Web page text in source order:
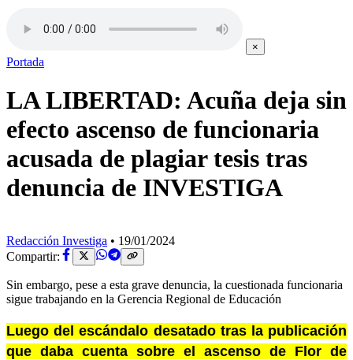
×
Portada
LA LIBERTAD: Acuña deja sin
efecto ascenso de funcionaria
acusada de plagiar tesis tras
denuncia de INVESTIGA
Redacción Investiga • 19/01/2024
Compartir:
Sin embargo, pese a esta grave denuncia, la cuestionada funcionaria
sigue trabajando en la Gerencia Regional de Educación
Luego del escándalo desatado tras la publicación
que daba cuenta sobre el ascenso de Flor de